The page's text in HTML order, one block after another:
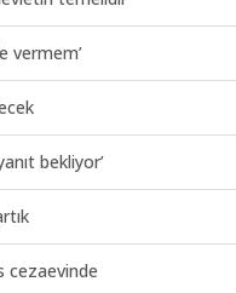
vermem’
bekliyor’
cezaevinde